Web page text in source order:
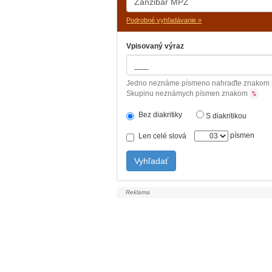
Podrobné vyhľadávanie »
Vpisovaný výraz
Jedno neznáme písmeno nahraďte znakom
Skupinu neznámych písmen znakom %
Bez diakritiky S diakritikou
Len celé slová písmen
Vyhľadať